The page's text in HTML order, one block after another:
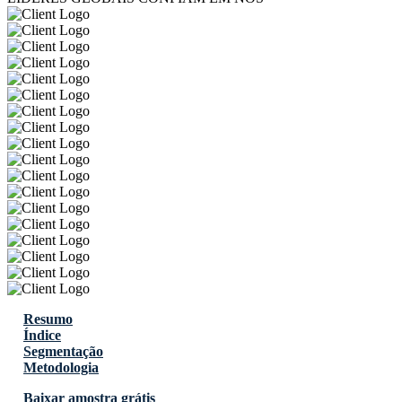
Resumo
Índice
Segmentação
Metodologia
Baixar amostra grátis